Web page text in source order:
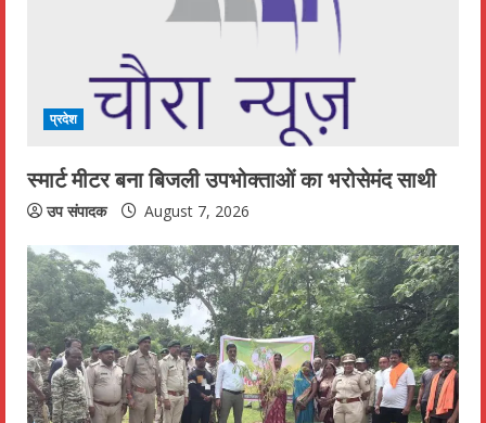
n
g
प्रदेश
स्मार्ट मीटर बना बिजली उपभोक्ताओं का भरोसेमंद साथी
उप संपादक August 7, 2026